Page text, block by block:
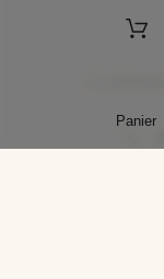
Panier